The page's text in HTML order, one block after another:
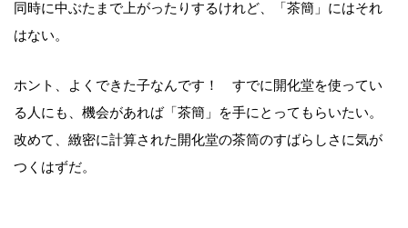
同時に中ぶたまで上がったりするけれど、「茶簡」にはそれ
はない。
ホント、よくできた子なんです！ すでに開化堂を使ってい
る人にも、機会があれば「茶簡」を手にとってもらいたい。
改めて、緻密に計算された開化堂の茶筒のすばらしさに気が
つくはずだ。